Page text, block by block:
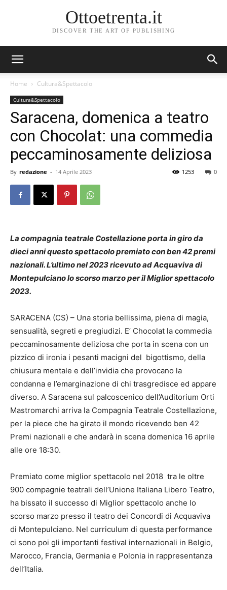
Ottoetrenta.it
DISCOVER THE ART OF PUBLISHING
Home Cultura&Spettacolo
Cultura&Spettacolo
Saracena, domenica a teatro
con Chocolat: una commedia
peccaminosamente deliziosa
By redazione - 14 Aprile 2023 0
1253
La compagnia teatrale Costellazione porta in giro da
dieci anni questo spettacolo premiato con ben 42 premi
nazionali. L’ultimo nel 2023 ricevuto ad Acquaviva di
Montepulciano lo scorso marzo per il Miglior spettacolo
2023.
SARACENA (CS) – Una storia bellissima, piena di magia,
sensualità, segreti e pregiudizi. E’ Chocolat la commedia
peccaminosamente deliziosa che porta in scena con un
pizzico di ironia i pesanti macigni del bigottismo, della
chiusura mentale e dell’invidia che provocano la
condanna e l’emarginazione di chi trasgredisce ed appare
diverso. A Saracena sul palcoscenico dell’Auditorium Orti
Mastromarchi arriva la Compagnia Teatrale Costellazione,
per la piece che ha girato il mondo ricevendo ben 42
Premi nazionali e che andarà in scena domenica 16 aprile
alle ore 18:30.
Premiato come miglior spettacolo nel 2018 tra le oltre
900 compagnie teatrali dell’Unione Italiana Libero Teatro,
ha bissato il successo di Miglior spettacolo anche lo
scorso marzo presso il teatro dei Concordi di Acquaviva
di Montepulciano. Nel curriculum di questa performance
ci sono poi gli importanti festival internazionali in Belgio,
Marocco, Francia, Germania e Polonia in rappresentanza
dell’Italia.